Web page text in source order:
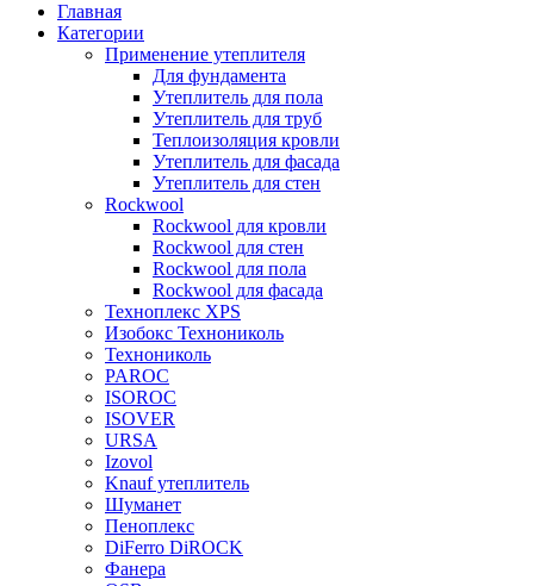
Главная
Категории
Применение утеплителя
Для фундамента
Утеплитель для пола
Утеплитель для труб
Теплоизоляция кровли
Утеплитель для фасада
Утеплитель для стен
Rockwool
Rockwool для кровли
Rockwool для стен
Rockwool для пола
Rockwool для фасада
Техноплекс XPS
Изобокс Технониколь
Технониколь
PAROC
ISOROC
ISOVER
URSA
Izovol
Knauf утеплитель
Шуманет
Пеноплекс
DiFerro DiROCK
Фанера